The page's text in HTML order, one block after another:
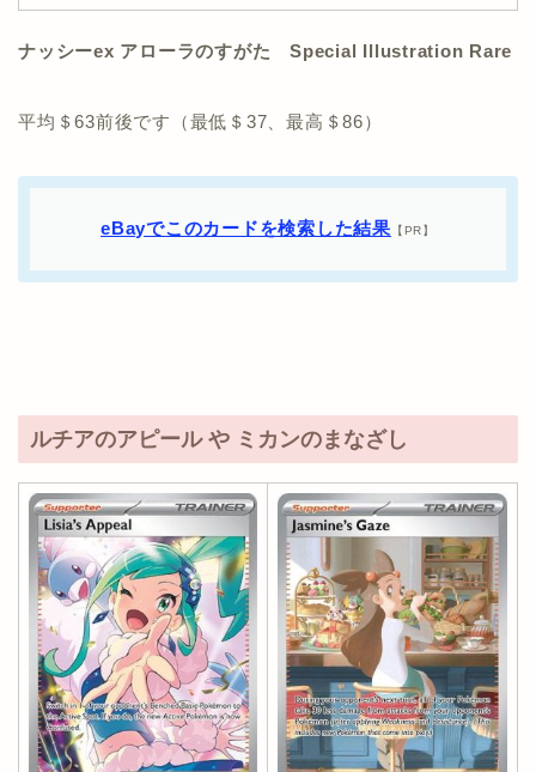
ナッシーex アローラのすがた Special Illustration Rare
平均＄63前後です（最低＄37、最高＄86）
eBayでこのカードを検索した結果 【PR】
ルチアのアピール や ミカンのまなざし